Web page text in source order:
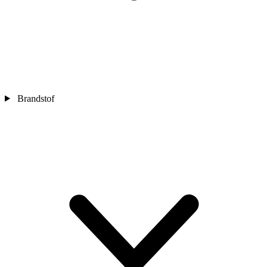
Brandstof